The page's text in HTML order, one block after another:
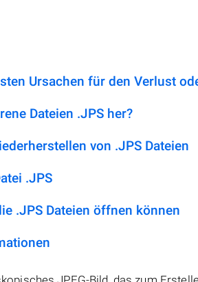
Ursachen für den Verlust
Dateien .JPS her?
von .JPS Dateien
.JPS
.JPS Dateien öffnen können